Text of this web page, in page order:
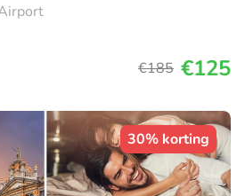
€185 €125
30% korting